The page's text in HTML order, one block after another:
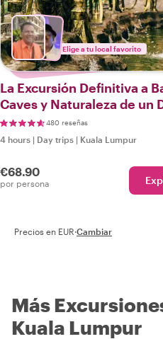
Elige a tu local favorito
La Excursión Definitiva a
Caves y Naturaleza de un
480 reseñas
4 hours | Day trips | Kuala Lumpur
€68.90
por persona
Precios en EUR·Cambiar
Más
Kuala Lumpur